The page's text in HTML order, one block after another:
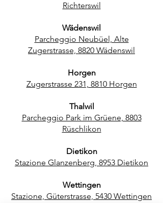
Richterswil
Wädenswil
Parcheggio Neubüel, Alte
Zugerstrasse, 8820 Wädenswil
Horgen
Zugerstrasse 231, 8810 Horgen
Thalwil
Parcheggio Park im Grüene, 8803
Rüschlikon
Dietikon
Stazione Glanzenberg, 8953 Dietikon
Wettingen
Stazione, Güterstrasse, 5430 Wettingen